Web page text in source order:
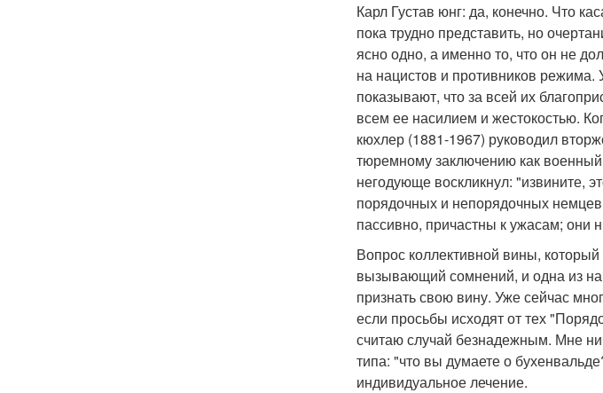
Карл Густав юнг: да, конечно. Что
пока трудно представить, но
ясно одно, а именно то, что он не
на нацистов и противников
показывают, что за всей их
всем ее насилием и жестокостью.
кюхлер (1881-1967) руководил
тюремному заключению как
негодующе воскликнул: "извините,
порядочных и непорядочных немцев
пассивно, причастны к ужасам; они
Вопрос коллективной вины, который
вызывающий сомнений, и одна из
признать свою вину. Уже сейчас
если просьбы исходят от тех
считаю случай безнадежным. Мне
типа: "что вы думаете о
индивидуальное лечение.